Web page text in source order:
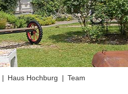
| Haus Hochburg | Team